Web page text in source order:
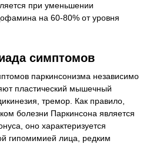
при уменьшении
на 60-80% от уровня
симптомов
паркинсонизма независимо
пластический мышечный
тремор. Как правило,
болезни Паркинсона является
оно характеризуется
гипомимией лица, редким